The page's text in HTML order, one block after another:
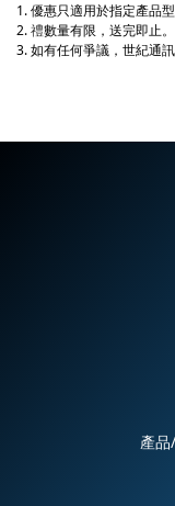
1. 優惠只適用於指定產品型
2.禮數量有限，送完即止。
3. 如有任何爭議，世紀通
產